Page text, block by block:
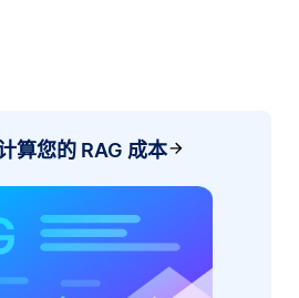
算您的 RAG 成本